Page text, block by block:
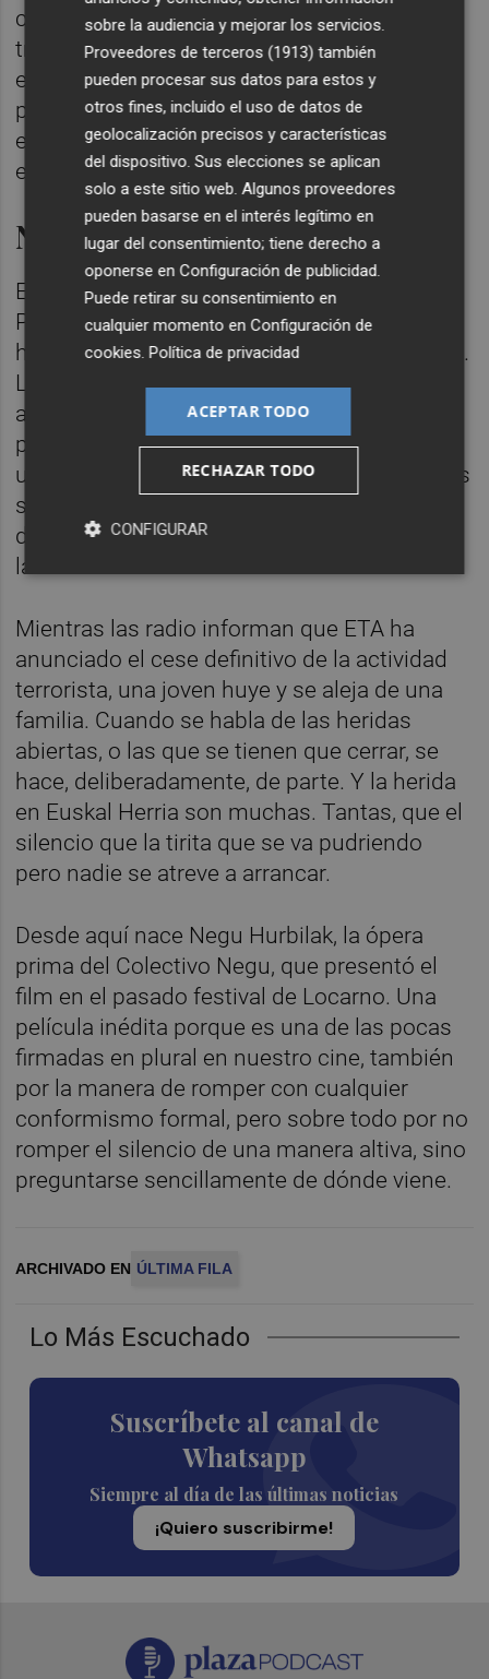
Lo Más Escuchado
Suscríbete al canal de
Whatsapp
Siempre al día de las últimas noticias
¡Quiero suscribirme!
como protagonista lideran este film que es
transparente como pocas veces he visto, y
eso es lo que hace, en resumen de esta
película una muy especial. Para desarrollar
esto, quién mejor que ellos mismos para
explicarlo.
Negu Hurbilak
En 2011 el prolongado conflicto que vive el
País Vasco parece llegar a su fin. Una joven
huye con un claro objetivo: cruzar la frontera.
Llega a Zubieta, un pueblo fronterizo donde
antiguos mitos y conflictos modernos
parecen converger. Con el paso del tiempo,
un tiempo difuso e indefinido, donde los días
se convierten en noches y las noches en
días, su huida comienza a ser cada vez más
laberíntica…
Mientras las radio informan que ETA ha
anunciado el cese definitivo de la actividad
terrorista, una joven huye y se aleja de una
familia. Cuando se habla de las heridas
abiertas, o las que se tienen que cerrar, se
hace, deliberadamente, de parte. Y la herida
en Euskal Herria son muchas. Tantas, que el
silencio que la tirita que se va pudriendo
pero nadie se atreve a arrancar.
Desde aquí nace Negu Hurbilak, la ópera
prima del Colectivo Negu, que presentó el
film en el pasado festival de Locarno. Una
película inédita porque es una de las pocas
firmadas en plural en nuestro cine, también
por la manera de romper con cualquier
conformismo formal, pero sobre todo por no
romper el silencio de una manera altiva, sino
preguntarse sencillamente de dónde viene.
ARCHIVADO EN ÚLTIMA FILA
sobre la audiencia y mejorar los servicios.
Proveedores de terceros (1913) también
pueden procesar sus datos para estos y
otros fines, incluido el uso de datos de
geolocalización precisos y características
del dispositivo. Sus elecciones se aplican
solo a este sitio web. Algunos proveedores
pueden basarse en el interés legítimo en
lugar del consentimiento; tiene derecho a
oponerse enConfiguración de publicidad.
Puede retirar su consentimiento en
cualquier momento enConfiguración de
cookies.Política de privacidad
ACEPTAR TODO
RECHAZAR TODO
CONFIGURAR